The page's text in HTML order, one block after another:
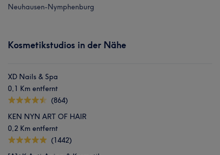
Neuhausen-Nymphenburg
Kosmetikstudios in der Nähe
XD Nails & Spa
0,1 Km entfernt
(864)
KEN NYN ART OF HAIR
0,2 Km entfernt
(1442)